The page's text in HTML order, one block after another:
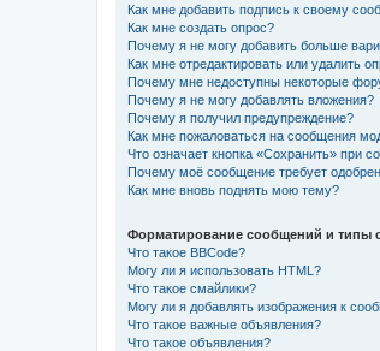
Как мне добавить подпись к своему
Как мне создать опрос?
Почему я не могу добавить больше
Как мне отредактировать или удалить
Почему мне недоступны некоторые
Почему я не могу добавлять вложения?
Почему я получил предупреждение?
Как мне пожаловаться на сообщения
Что означает кнопка «Сохранить» при
Почему моё сообщение требует
Как мне вновь поднять мою тему?
Форматирование сообщений и типы
Что такое BBCode?
Могу ли я использовать HTML?
Что такое смайлики?
Могу ли я добавлять изображения к
Что такое важные объявления?
Что такое объявления?